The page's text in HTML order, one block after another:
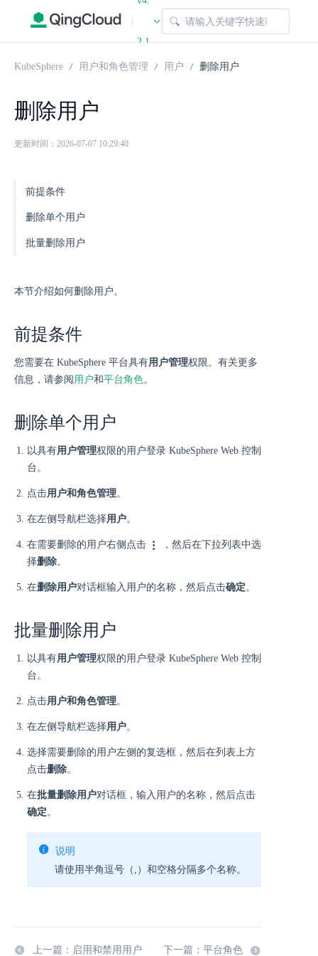
|
2.1
KubeSphere 用户和角色管理 用户 删除用户
删除用户
更新时间：2026-07-07 10:29:40
前提条件
删除单个用户
批量删除用户
本节介绍如何删除用户。
前提条件
您需要在 KubeSphere 平台具有用户管理权限。有关更多
信息，请参阅 用户和平台角色。
删除单个用户
以具有用户管理权限的用户登录 KubeSphere Web 控制
台。
点击用户和角色管理。
在左侧导航栏选择用户。
在需要删除的用户右侧点击
，然后在下拉列表中选
择删除。
在删除用户对话框输入用户的名称，然后点击确定。
批量删除用户
以具有用户管理权限的用户登录 KubeSphere Web 控制
台。
点击用户和角色管理。
在左侧导航栏选择用户。
选择需要删除的用户左侧的复选框，然后在列表上方
点击删除。
在批量删除用户对话框，输入用户的名称，然后点击
确定。
说明
请使用半角逗号（,）和空格分隔多个名称。
上一篇：启用和禁用用户 下一篇：平台角色